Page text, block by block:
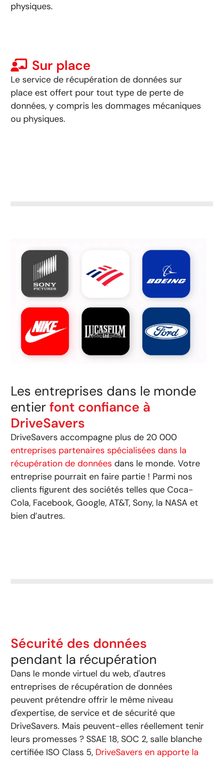
physiques.
Sur place
Le service de récupération de données sur
place est offert pour tout type de perte de
données, y compris les dommages mécaniques
ou physiques.
Les entreprises dans le monde
entierfont confiance à
DriveSavers
DriveSavers accompagne plus de 20 000
entreprises partenaires spécialisées dans la
récupération de données dans le monde. Votre
entreprise pourrait en faire partie ! Parmi nos
clients figurent des sociétés telles que Coca-
Cola, Facebook, Google, AT&T, Sony, la NASA et
bien d’autres.
Sécurité des données
pendant la récupération
Dans le monde virtuel du web, d'autres
entreprises de récupération de données
peuvent prétendre offrir le même niveau
d'expertise, de service et de sécurité que
DriveSavers. Mais peuvent-elles réellement tenir
leurs promesses ? SSAE 18, SOC 2, salle blanche
certifiée ISO Class 5, DriveSavers en apporte la